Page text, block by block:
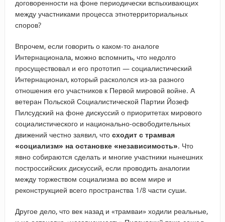
договоренности на фоне периодически вспыхивающих
между участниками процесса этнотерриториальных
споров?
Впрочем, если говорить о каком-то аналоге
Интернационала, можно вспомнить, что недолго
просуществовал и его прототип — социалистический
Интернационал, который раскололся из-за разного
отношения его участников к Первой мировой войне. А
ветеран Польской Социалистической Партии Йозеф
Пилсудский на фоне дискуссий о приоритетах мирового
социалистического и национально-освободительных
движений честно заявил, что сходит с трамвая
«социализм» на остановке «независимость». Что
явно собираются сделать и многие участники нынешних
построссийских дискуссий, если проводить аналогии
между торжеством социализма во всем мире и
реконструкцией всего пространства 1/8 части суши.
Другое дело, что век назад и «трамваи» ходили реальные,